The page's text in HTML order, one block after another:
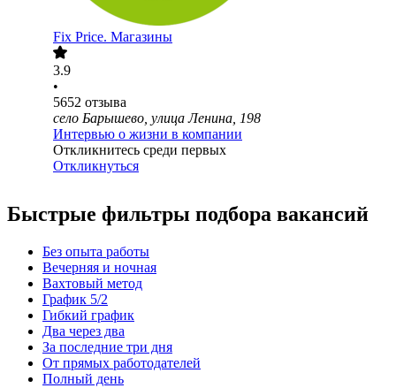
Fix Price. Магазины
3.9
•
5652 отзыва
село Барышево, улица Ленина, 198
Интервью о жизни в компании
Откликнитесь среди первых
Откликнуться
Быстрые фильтры подбора вакансий
Без опыта работы
Вечерняя и ночная
Вахтовый метод
График 5/2
Гибкий график
Два через два
За последние три дня
От прямых работодателей
Полный день